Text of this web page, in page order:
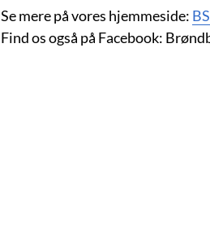
Se mere på vores hjemmeside:
Find os også på Facebook: